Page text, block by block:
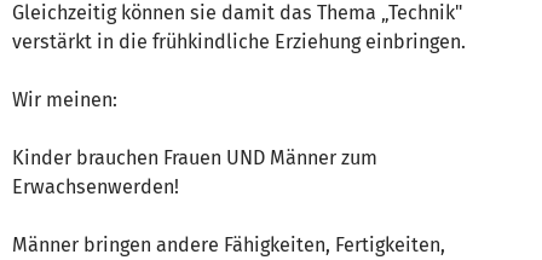
Gleichzeitig können sie damit das Thema „Technik"
verstärkt in die frühkindliche Erziehung einbringen.
Wir meinen:
Kinder brauchen Frauen UND Männer zum
Erwachsenwerden!
Männer bringen andere Fähigkeiten, Fertigkeiten,